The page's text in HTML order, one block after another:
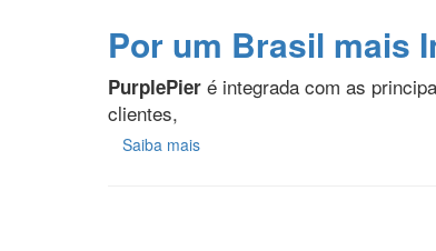
Por um Brasil mais
PurplePier é integrada com as
clientes,
Saiba mais